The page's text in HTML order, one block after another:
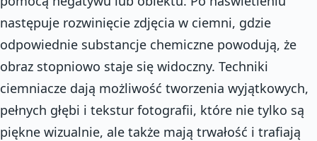
następuje rozwinięcie zdjęcia w ciemni, gdzie
odpowiednie substancje chemiczne powodują, że
obraz stopniowo staje się widoczny. Techniki
ciemniacze dają możliwość tworzenia wyjątkowych,
pełnych głębi i tekstur fotografii, które nie tylko są
piękne wizualnie, ale także mają trwałość i trafiają